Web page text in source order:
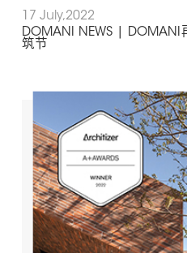
17 July,2022
DOMANI NEWS |
筑节